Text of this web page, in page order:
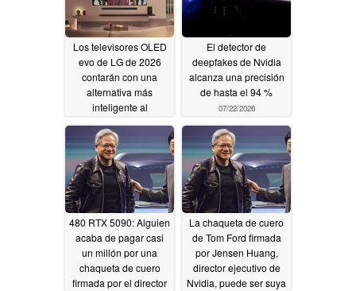
Los televisores OLED
evo de LG de 2026
contarán con una
alternativa más
inteligente al
07/22/2026
El detector de
deepfakes de Nvidia
alcanza una precisión
de hasta el 94 %
07/22/2026
480 RTX 5090: Alguien
acaba de pagar casi
un millón por una
chaqueta de cuero
firmada por el director
La chaqueta de cuero
de Tom Ford firmada
por Jensen Huang,
director ejecutivo de
Nvidia, puede ser suya